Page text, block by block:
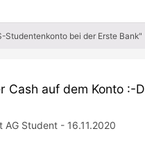
Studentenkonto bei der Erste Bank"
Cash auf dem Konto :-D
AG Student - 16.11.2020